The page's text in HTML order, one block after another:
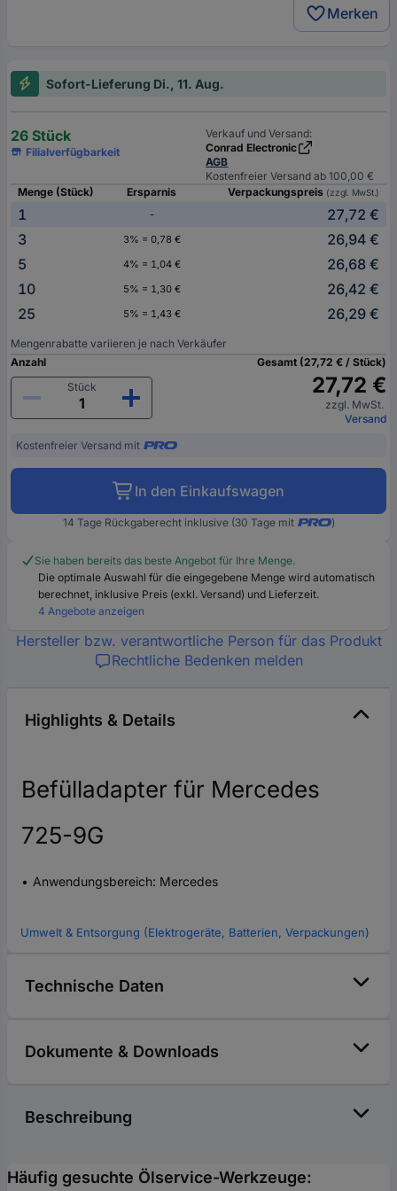
Merken
Sofort-Lieferung Di., 11. Aug.
26 Stück
Filialverfügbarkeit
Verkauf und Versand:
Conrad Electronic
AGB
Kostenfreier Versand ab 100,00 €
Menge (Stück)
Ersparnis Verpackungspreis (zzgl. MwSt.)
1 -
27,72 €
3
3% = 0,78 €
26,94 €
5
4% = 1,04 €
26,68 €
10
5% = 1,30 €
26,42 €
25
5% = 1,43 € 26,29 €
Mengenrabatte variieren je nach Verkäufer
Anzahl
Stück
Gesamt (27,72 € / Stück)
27,72 €
zzgl. MwSt.
Versand
Kostenfreier Versand mit
In den Einkaufswagen
14 Tage Rückgaberecht inklusive (30 Tage mit )
Sie haben bereits das beste Angebot für Ihre Menge.
Die optimale Auswahl für die eingegebene Menge wird automatisch
berechnet, inklusive Preis (exkl. Versand) und Lieferzeit.
4 Angebote anzeigen
Hersteller bzw. verantwortliche Person für das Produkt
Rechtliche Bedenken melden
Highlights & Details
Befülladapter für Mercedes
725-9G
Anwendungsbereich: Mercedes
Umwelt & Entsorgung (Elektrogeräte, Batterien, Verpackungen)
Technische Daten
Dokumente & Downloads
Beschreibung
Häufig gesuchte Ölservice-Werkzeuge: